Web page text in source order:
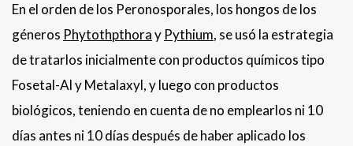
En el orden de los Peronosporales, los hongos de los
géneros Phytothpthoray Pythium, se usó la estrategia
de tratarlos inicialmente con productos químicos tipo
Fosetal-Al y Metalaxyl, y luego con productos
biológicos, teniendo en cuenta de no emplearlos ni 10
días antes ni 10 días después de haber aplicado los